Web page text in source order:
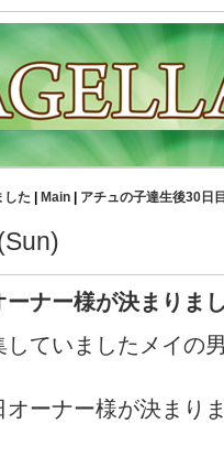
した Main アチュの子達生後30日
ーナー様が決まり
していましたメイの
オーナー様が決まり